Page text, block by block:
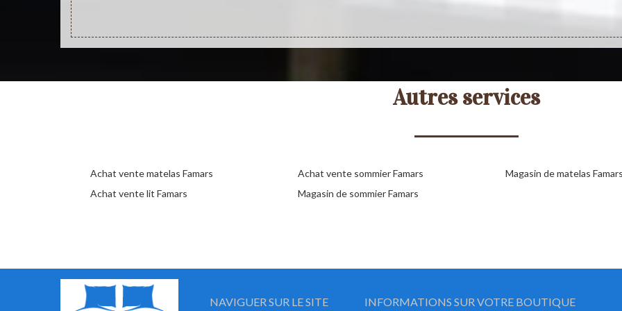
Autres services
Achat vente matelas Famars
Achat vente lit Famars
Achat vente sommier Famars
Magasin de sommier Famars
Magasin de matelas
NAVIGUER SUR LE SITE INFORMATIONS SUR VOTRE BOUTIQUE